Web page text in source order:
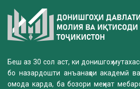
Беш аз 30 сол аст, ки донишгоҳ
бо назардошти анъанаҳои академӣ ва
омода карда, ба бозори меҳнат